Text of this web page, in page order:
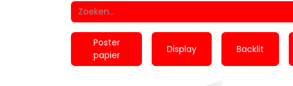
Poster
papier
Display Backlit